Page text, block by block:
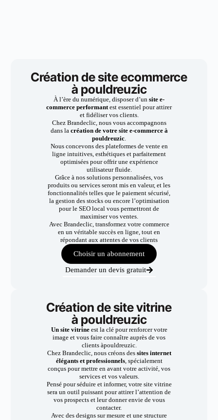
Création de site ecommerce
à pouldreuzic
À l’ère du numérique, disposer d’un site e-
commerce performantest essentiel pour attirer
et fidéliser vos clients.
Chez Brandeclic, nous vous accompagnons
dans la création de votre site e-commerce à
pouldreuzic.
Nous concevons des plateformes de vente en
ligne intuitives, esthétiques et parfaitement
optimisées pour offrir une expérience
utilisateur fluide.
Grâce à nos solutions personnalisées, vos
produits ou services seront mis en valeur, et les
fonctionnalités telles que le paiement sécurisé,
la gestion des stocks ou encore l’optimisation
pour le SEO local vous permettront de
maximiser vos ventes.
Avec Brandeclic, transformez votre commerce
en un véritable succès en ligne, tout en
répondant aux attentes de vos clients
Choisir un abonnement
Demander un devis gratuit
Création de site vitrine
à pouldreuzic
Un site vitrineest la clé pour renforcer votre
image et vous faire connaître auprès de vos
clients àpouldreuzic.
Chez Brandeclic, nous créons dessites internet
élégants et professionnels, spécialement
conçus pour mettre en avant votre activité, vos
services et vos valeurs.
Pensé pour séduire et informer, votre site vitrine
sera un outil puissant pour attirer l’attention de
vos prospects et leur donner envie de vous
contacter.
Avec des designs sur mesure et une structure